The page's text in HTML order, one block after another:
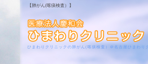
【肺がん(喀痰検査）】
ひまわりクリニックの肺がん(喀痰検査）＠名古屋ひまわり